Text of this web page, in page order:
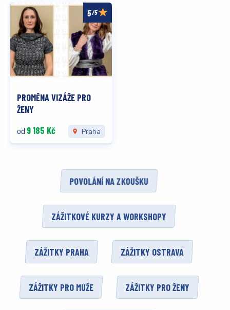
/5
PROMĚNA VIZÁŽE PRO
ŽENY
od 9 185 Kč Praha
POVOLÁNÍ NA ZKOUŠKU
ZÁŽITKOVÉ KURZY A WORKSHOPY
ZÁŽITKY PRAHA ZÁŽITKY OSTRAVA
ZÁŽITKY PRO MUŽE ZÁŽITKY PRO ŽENY